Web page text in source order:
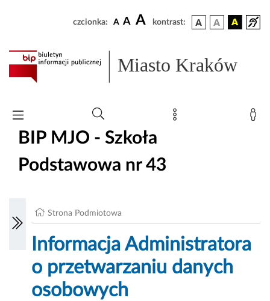
czcionka: A A A kontrast:
Miasto Kraków
BIP MJO - Szkoła
Podstawowa nr 43
Strona Podmiotowa
Informacja Administratora
o przetwarzaniu danych
osobowych